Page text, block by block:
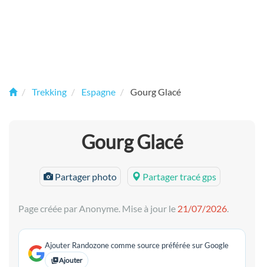
Trekking Espagne Gourg Glacé
Gourg Glacé
Partager photo Partager tracé gps
Page créée par Anonyme. Mise à jour le 21/07/2026.
Ajouter Randozone comme source préférée sur Google
Ajouter